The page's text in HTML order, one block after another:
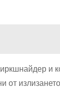
и
от